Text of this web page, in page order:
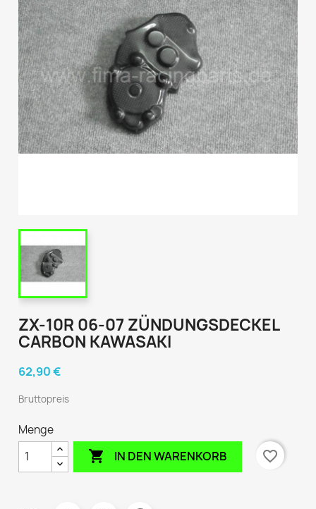
ZX-10R 06-07 ZÜNDUNGSDECKEL
CARBON KAWASAKI
62,90 €
Bruttopreis
Menge
 IN DEN WARENKORB favorite_border